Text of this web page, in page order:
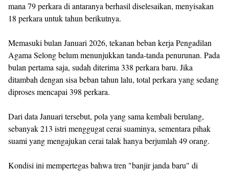
mana 79 perkara di antaranya berhasil diselesaikan, menyisakan
18 perkara untuk tahun berikutnya.
Memasuki bulan Januari 2026, tekanan beban kerja Pengadilan
Agama Selong belum menunjukkan tanda-tanda penurunan. Pada
bulan pertama saja, sudah diterima 338 perkara baru. Jika
ditambah dengan sisa beban tahun lalu, total perkara yang sedang
diproses mencapai 398 perkara.
Dari data Januari tersebut, pola yang sama kembali berulang,
sebanyak 213 istri menggugat cerai suaminya, sementara pihak
suami yang mengajukan cerai talak hanya berjumlah 49 orang.
Kondisi ini mempertegas bahwa tren "banjir janda baru" di